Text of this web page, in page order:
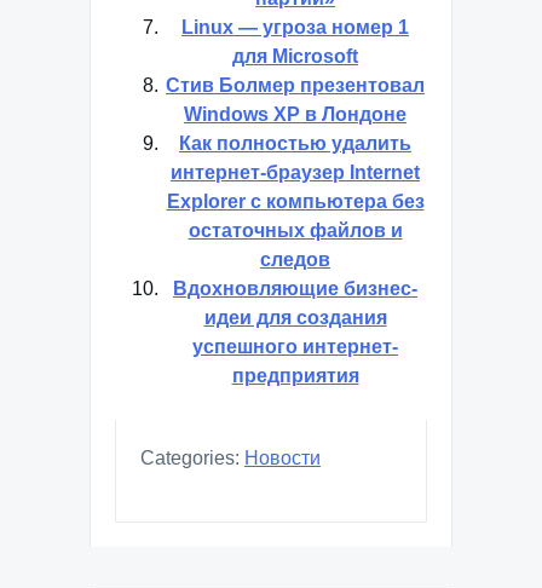
Linux — угроза номер 1
для Microsoft
Стив Болмер презентовал
Windows XP в Лондоне
Как полностью удалить
интернет-браузер Internet
Explorer с компьютера без
остаточных файлов и
следов
Вдохновляющие бизнес-
идеи для создания
успешного интернет-
предприятия
Categories: Новости